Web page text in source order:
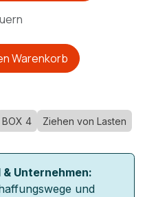
Warenkorb
BOX 4 Ziehen von Lasten
Unternehmen:
und